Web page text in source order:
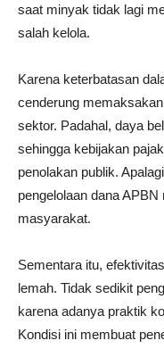
saat minyak tidak lagi
salah kelola.
Karena keterbatasan
cenderung
sektor. Padahal, daya
sehingga kebijakan
penolakan publik.
pengelolaan dana
masyarakat.
Sementara itu,
lemah. Tidak sedikit
karena adanya praktik
Kondisi ini membuat